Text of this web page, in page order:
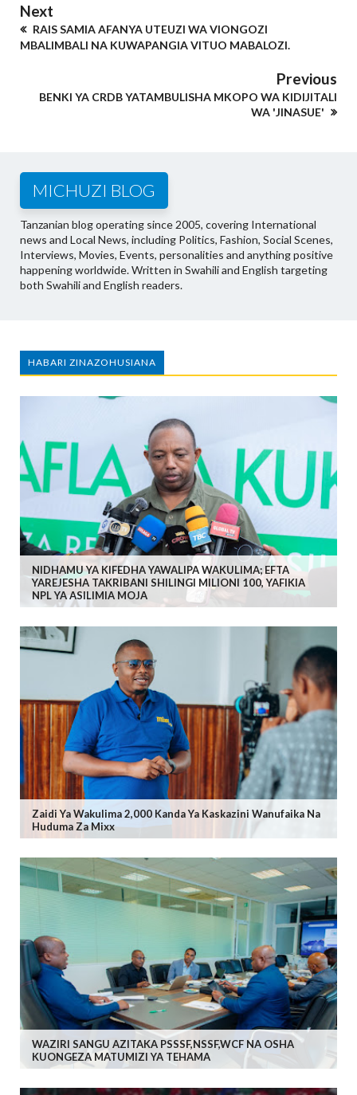
Next
RAIS SAMIA AFANYA UTEUZI WA VIONGOZI
MBALIMBALI NA KUWAPANGIA VITUO MABALOZI.
Previous
BENKI YA CRDB YATAMBULISHA MKOPO WA KIDIJITALI
WA 'JINASUE'
MICHUZI BLOG
Tanzanian blog operating since 2005, covering International
news and Local News, including Politics, Fashion, Social Scenes,
Interviews, Movies, Events, personalities and anything positive
happening worldwide. Written in Swahili and English targeting
both Swahili and English readers.
HABARI ZINAZOHUSIANA
NIDHAMU YA KIFEDHA YAWALIPA WAKULIMA; EFTA
YAREJESHA TAKRIBANI SHILINGI MILIONI 100, YAFIKIA
NPL YA ASILIMIA MOJA
Zaidi Ya Wakulima 2,000 Kanda Ya Kaskazini Wanufaika Na
Huduma Za Mixx
WAZIRI SANGU AZITAKA PSSSF,NSSF,WCF NA OSHA
KUONGEZA MATUMIZI YA TEHAMA